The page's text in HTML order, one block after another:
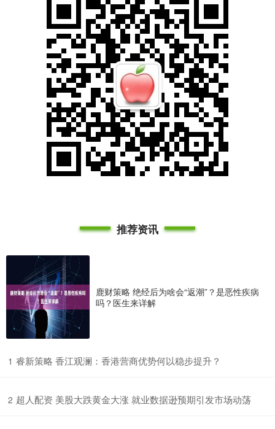
推荐资讯
鹿财策略 绝经后为啥会“返潮”？是恶性疾病
吗？医生来详解
1 ​睿新策略 香江观澜：香港营商优势何以稳步提升？
2 ​超人配资 美股大跌黄金大涨 就业数据逊预期引发市场动荡